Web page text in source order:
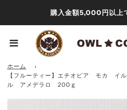
購入金額5,000円以上
ホーム
›
【フルーティー】エチオピア モカ イ
ル アメデラロ 200ｇ